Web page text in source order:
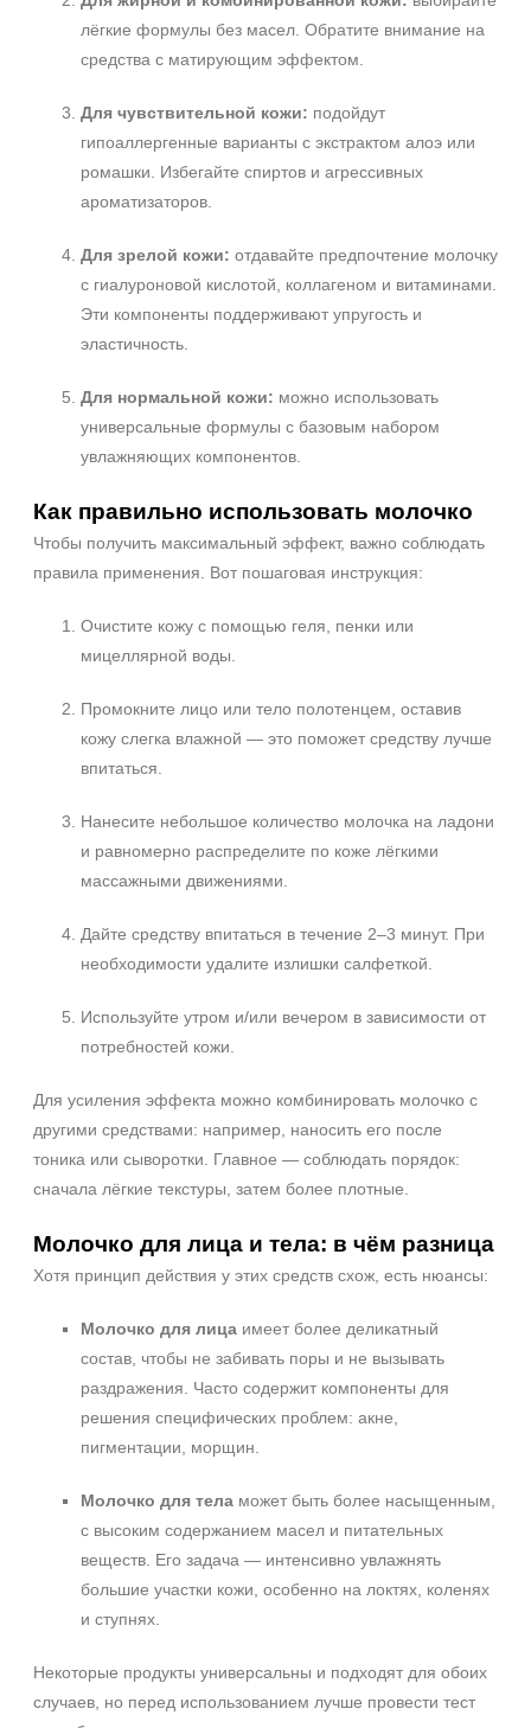
лёгкие формулы без масел. Обратите внимание на
средства с матирующим эффектом.
Для чувствительной кожи: подойдут
гипоаллергенные варианты с экстрактом алоэ или
ромашки. Избегайте спиртов и агрессивных
ароматизаторов.
Для зрелой кожи: отдавайте предпочтение молочку
с гиалуроновой кислотой, коллагеном и витаминами.
Эти компоненты поддерживают упругость и
эластичность.
Для нормальной кожи: можно использовать
универсальные формулы с базовым набором
увлажняющих компонентов.
Как правильно использовать молочко
Чтобы получить максимальный эффект, важно соблюдать
правила применения. Вот пошаговая инструкция:
Очистите кожу с помощью геля, пенки или
мицеллярной воды.
Промокните лицо или тело полотенцем, оставив
кожу слегка влажной — это поможет средству лучше
впитаться.
Нанесите небольшое количество молочка на ладони
и равномерно распределите по коже лёгкими
массажными движениями.
Дайте средству впитаться в течение 2–3 минут. При
необходимости удалите излишки салфеткой.
Используйте утром и/или вечером в зависимости от
потребностей кожи.
Для усиления эффекта можно комбинировать молочко с
другими средствами: например, наносить его после
тоника или сыворотки. Главное — соблюдать порядок:
сначала лёгкие текстуры, затем более плотные.
Молочко для лица и тела: в чём разница
Хотя принцип действия у этих средств схож, есть нюансы:
Молочко для лица имеет более деликатный
состав, чтобы не забивать поры и не вызывать
раздражения. Часто содержит компоненты для
решения специфических проблем: акне,
пигментации, морщин.
Молочко для тела может быть более насыщенным,
с высоким содержанием масел и питательных
веществ. Его задача — интенсивно увлажнять
большие участки кожи, особенно на локтях, коленях
и ступнях.
Некоторые продукты универсальны и подходят для обоих
случаев, но перед использованием лучше провести тест